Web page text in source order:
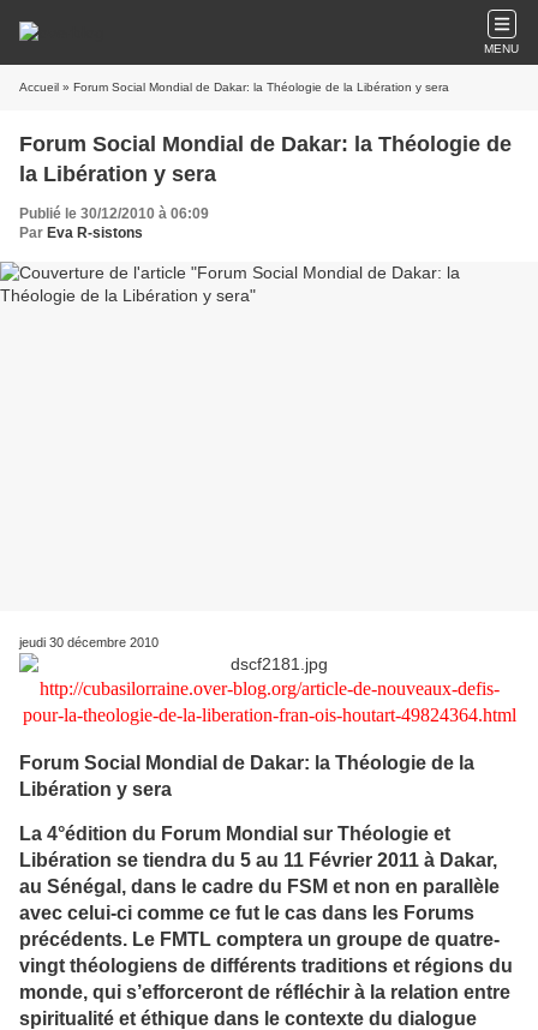
MENU
Accueil » Forum Social Mondial de Dakar: la Théologie de la Libération y sera
Forum Social Mondial de Dakar: la Théologie de
la Libération y sera
Publié le 30/12/2010 à 06:09
Par Eva R-sistons
jeudi 30 décembre 2010
http://cubasilorraine.over-blog.org/article-de-nouveaux-defis-
pour-la-theologie-de-la-liberation-fran-ois-houtart-49824364.html
Forum Social Mondial de Dakar: la Théologie de la
Libération y sera
La 4°édition du Forum Mondial sur Théologie et
Libération se tiendra du 5 au 11 Février 2011 à Dakar,
au Sénégal, dans le cadre du FSM et non en parallèle
avec celui-ci comme ce fut le cas dans les Forums
précédents. Le FMTL comptera un groupe de quatre-
vingt théologiens de différents traditions et régions du
monde, qui s’efforceront de réfléchir à la relation entre
spiritualité et éthique dans le contexte du dialogue